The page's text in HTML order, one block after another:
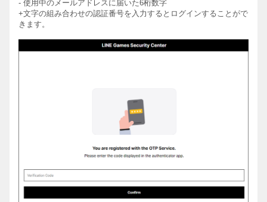
- 使用中のメールアドレスに届いた6桁数字
+文字の組み合わせの認証番号を入力するとログインすることがで
きます。